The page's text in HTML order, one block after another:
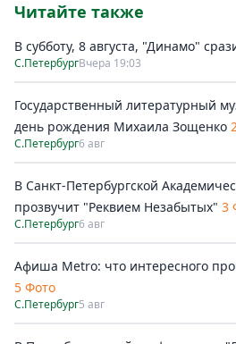
Читайте также
В субботу, 8 августа, "Динамо"
С.ПетербургВчера 19:03
Государственный литературный
день рождения Михаила Зощенко
С.Петербург6 авг
В Санкт-Петербургской
прозвучит "Реквием Незабытых" 3
С.Петербург6 авг
Афиша Metro: что интересного
5 Фото
С.Петербург5 авг